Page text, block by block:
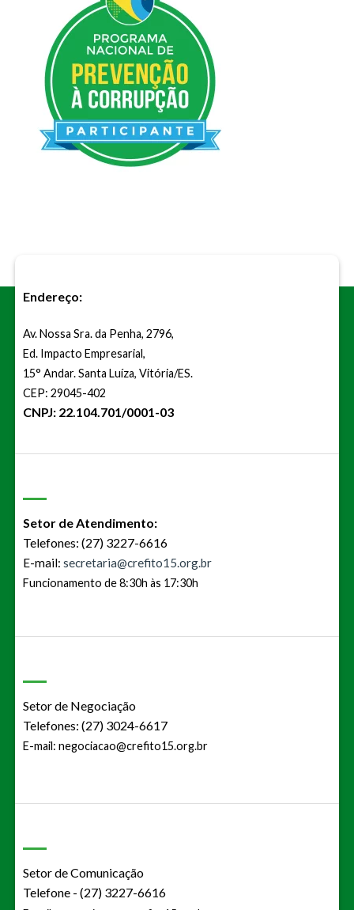
Endereço:
Av. Nossa Sra. da Penha, 2796,
Ed. Impacto Empresarial,
15° Andar. Santa Luíza, Vitória/ES.
CEP: 29045-402
CNPJ: 22.104.701/0001-03
Setor de Atendimento:
Telefones: (27) 3227-6616
E-mail: secretaria@crefito15.org.br
Funcionamento de 8:30h às 17:30h
Setor de Negociação
Telefones: (27) 3024-6617
E-mail: negociacao@crefito15.org.br
Setor de Comunicação
Telefone - (27) 3227-6616